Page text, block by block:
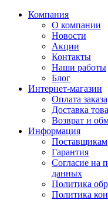
Компания
О компании
Новости
Акции
Контакты
Наши работы
Блог
Интернет-магазин
Оплата заказа
Доставка
Возврат и
Информация
Поставщикам
Гарантия
Согласие на
данных
Политика
Политика